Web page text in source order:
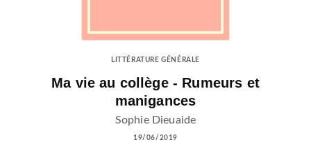
LITTÉRATURE GÉNÉRALE
Ma vie au collège - Rumeurs et
manigances
Sophie Dieuaide
19/06/2019